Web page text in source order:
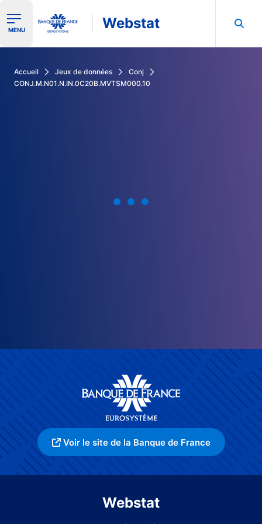
Ouvrir le menu de navigation
MENU Webstat
Accueil Jeux de données
Conj
CONJ.M.N01.N.IN.0C20B.MVTSM000.10
Voir le site de la Banque de France
Webstat